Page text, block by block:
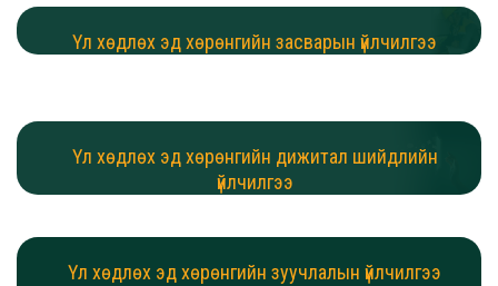
Үл хөдлөх эд хөрөнгийн засварын үйлчилгээ
Үл хөдлөх эд хөрөнгийн дижитал шийдлийн
үйлчилгээ
Үл хөдлөх эд хөрөнгийн зуучлалын үйлчилгээ